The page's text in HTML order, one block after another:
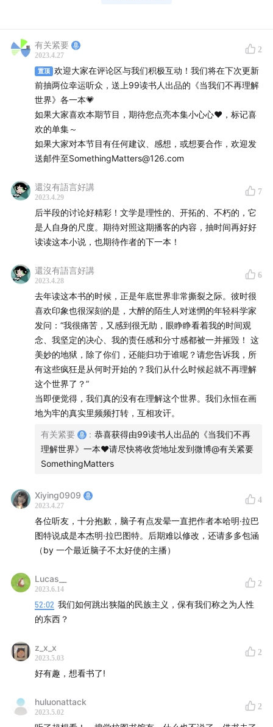
者的痴迷，也看到了读者的疑惑：作者的意图是什么？我
们应该如何理解这一全新的写作形式？
为了理解这个世界，也为了探索《当我们不再理解世界》
的打开方式，本期节目，主播希颖邀请到拉美文学研究
者、华南师范大学的滕威教授，以及九久读书人的编辑、
《当我们不再理解世界》的责编木南一起分享了关于这本
书的选题缘起、阅读感受，还畅谈了本书对文体的超越、
在改造世界的信心无比膨胀的当下，或许正需要文学对世
界的可知性发出清脆的质疑。
滕威
北京大学文学博士，华南师范大学文学院教授，研究领域
为比较文学、拉美研究、文化研究。
图书行业不入门编辑，时间管理混乱大师。《当我们不再
理解世界》责任编辑。
本期你将听到:
“妈，这里没讲什么物理学！”初中生认证：阅读无压
06:33 初读感受：不一样的“传记”，偏执科学家的非线性链
“残酷又浪漫”：反差感、代入感和阅读的快感
15:01 在虚构与非虚构之间，“新媒体时代写作”的走俏
高密度语言来袭，快跟上！——拉巴图特的写作特
21:35 拉美文学的“一本正经胡说八道”张力，以及对它的
“突围”与“破界”
35:42
你真的有信心认识世界吗？作为反乌托邦作品的
《当我们不再理解世界》
有关紧要
2023.4.27
2
置顶
欢迎大家在评论区与我们积极互动！我们将在下次更新
前抽两位幸运听众，送上99读书人出品的《当我们不再理解
世界》各一本💗
如果大家喜欢本期节目，期待您点亮本集小心心❤️，标记喜
欢的单集～
如果大家对本节目有任何建议、感想，或想要合作，欢迎发
送邮件至SomethingMatters@126.com
還沒有語言好講
2023.4.29
7
后半段的讨论好精彩！文学是理性的、开拓的、不朽的，它
是人自身的尺度。期待对照这期播客的内容，抽时间再好好
读读这本小说，也期待作者的下一本！
還沒有語言好講
2023.4.28
6
去年读这本书的时候，正是年底世界非常撕裂之际。彼时很
喜欢印象也很深刻的是，大醉的陌生人对迷惘的年轻科学家
发问：“我很痛苦，又感到很无助，眼睁睁看着我的时间观
念、我坚定的决心、我的责任感和分寸感都被一并摧毁！ 这
美妙的地狱，除了你们，还能归功于谁呢？请您告诉我，所
有这些疯狂是从何时开始的？我们从什么时候起就不再理解
这个世界了？”
当即便觉得，我们真的没有在理解这个世界。我们永恒在画
地为牢的真实里频频打转，互相攻讦。
有关紧要 : 恭喜获得由99读书人出品的《当我们不再
理解世界》一本❤️请尽快将收货地址发到微博@有关紧要
SomethingMatters
Xiying0909
2023.4.27
4
各位听友，十分抱歉，脑子有点发晕一直把作者本哈明·拉巴
图特说成是本杰明·拉巴图特。后期难以修改，还请多多包涵
（by 一个最近脑子不太好使的主播）
Lucas__
2023.6.14
2
52:02 我们如何跳出狭隘的民族主义，保有我们称之为人性
的东西？
z_x_x
2023.5.03
2
好有趣，想看书了!
huluonattack
2023.5.02
2